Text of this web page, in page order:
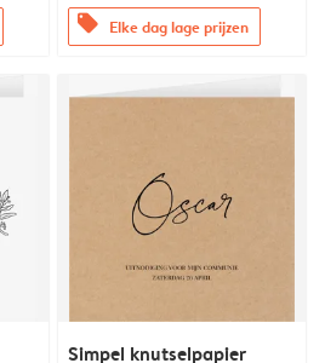
offers Elke dag lage prijzen
Simpel knutselpapier